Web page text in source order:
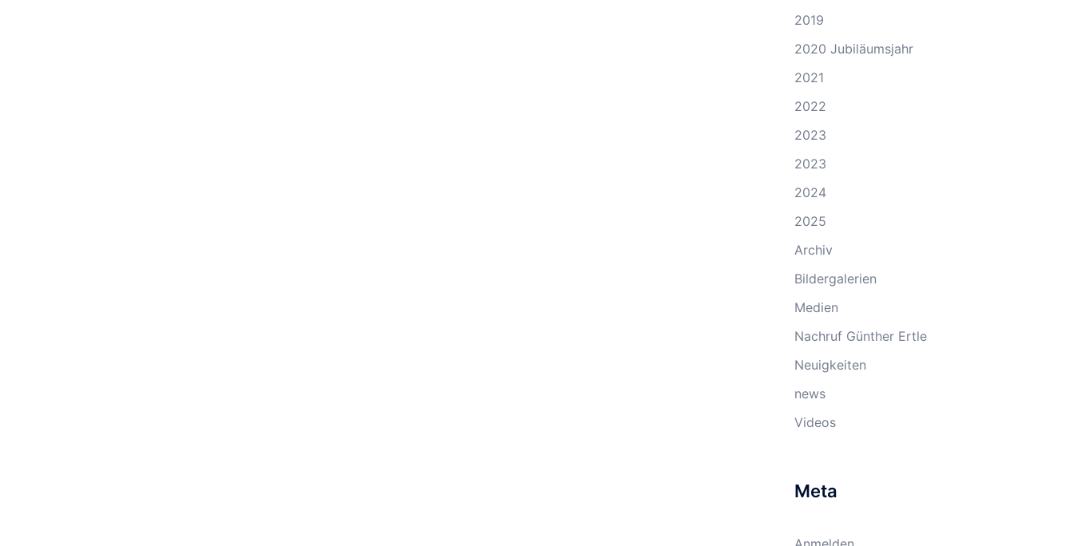
2019
2020 Jubiläumsjahr
2021
2022
2023
2023
2024
2025
Archiv
Bildergalerien
Medien
Nachruf Günther Ertle
Neuigkeiten
news
Videos
Meta